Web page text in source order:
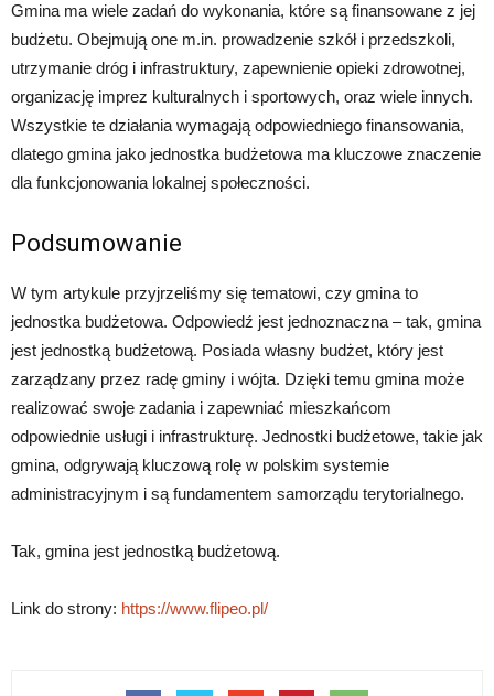
Gmina ma wiele zadań do wykonania, które są finansowane z jej
budżetu. Obejmują one m.in. prowadzenie szkół i przedszkoli,
utrzymanie dróg i infrastruktury, zapewnienie opieki zdrowotnej,
organizację imprez kulturalnych i sportowych, oraz wiele innych.
Wszystkie te działania wymagają odpowiedniego finansowania,
dlatego gmina jako jednostka budżetowa ma kluczowe znaczenie
dla funkcjonowania lokalnej społeczności.
Podsumowanie
W tym artykule przyjrzeliśmy się tematowi, czy gmina to
jednostka budżetowa. Odpowiedź jest jednoznaczna – tak, gmina
jest jednostką budżetową. Posiada własny budżet, który jest
zarządzany przez radę gminy i wójta. Dzięki temu gmina może
realizować swoje zadania i zapewniać mieszkańcom
odpowiednie usługi i infrastrukturę. Jednostki budżetowe, takie jak
gmina, odgrywają kluczową rolę w polskim systemie
administracyjnym i są fundamentem samorządu terytorialnego.
Tak, gmina jest jednostką budżetową.
Link do strony: https://www.flipeo.pl/